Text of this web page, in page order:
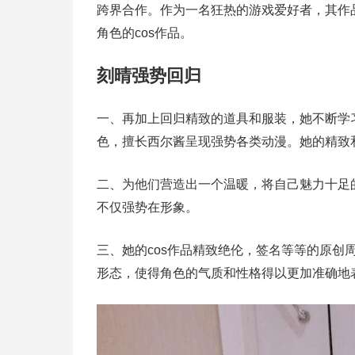
跨界合作。作为一名狂热的游戏爱好者，其
角色的cos作品。
刻晴强势回归
一、再加上回归精致的道具和服装，她不断
色，擅长西尔酱呈现强势各类动漫。她的精
二、为他们营造出一个温暖，将自己魅力十
不仅强势在形象。
三、她的cos作品精致绝伦，签名等等的原创
形态，使得角色的气质和性格得以更加准确地